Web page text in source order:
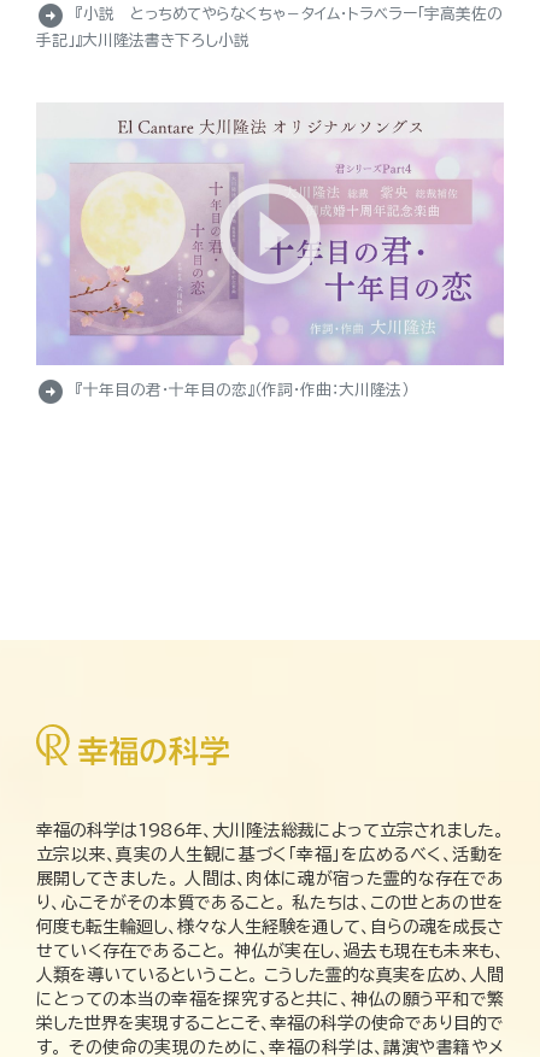
arrow_circle_right
『小説 とっちめてやらなくちゃ－タイム・トラベラー「宇高美佐の
手記」』大川隆法書き下ろし小説
arrow_circle_right 『十年目の君・十年目の恋』（作詞・作曲：大川隆法）
幸福の科学は1986年、大川隆法総裁によって立宗されました。
立宗以来、真実の人生観に基づく「幸福」を広めるべく、活動を
展開してきました。 人間は、肉体に魂が宿った霊的な存在であ
り、心こそがその本質であること。 私たちは、この世とあの世を
何度も転生輪廻し、様々な人生経験を通して、自らの魂を成長さ
せていく存在であること。 神仏が実在し、過去も現在も未来も、
人類を導いているということ。 こうした霊的な真実を広め、人間
にとっての本当の幸福を探究すると共に、神仏の願う平和で繁
栄した世界を実現することこそ、幸福の科学の使命であり目的で
す。 その使命の実現のために、幸福の科学は、講演や書籍やメ